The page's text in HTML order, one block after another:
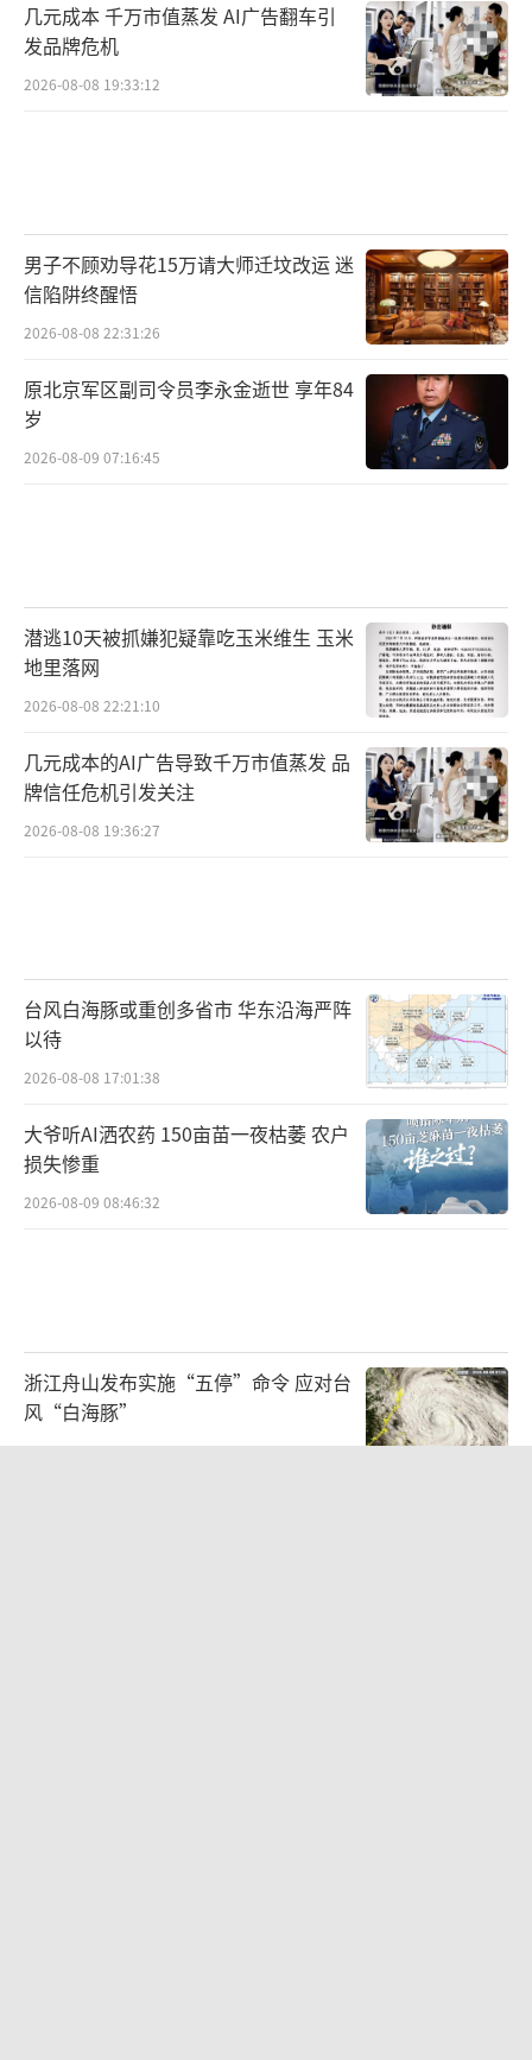
几元成本 千万市值蒸发 AI广告翻车引
发品牌危机
2026-08-08 19:33:12
男子不顾劝导花15万请大师迁坟改运 迷
信陷阱终醒悟
2026-08-08 22:31:26
原北京军区副司令员李永金逝世 享年84
岁
2026-08-09 07:16:45
潜逃10天被抓嫌犯疑靠吃玉米维生 玉米
地里落网
2026-08-08 22:21:10
几元成本的AI广告导致千万市值蒸发 品
牌信任危机引发关注
2026-08-08 19:36:27
台风白海豚或重创多省市 华东沿海严阵
以待
2026-08-08 17:01:38
大爷听AI洒农药 150亩苗一夜枯萎 农户
损失惨重
2026-08-09 08:46:32
浙江舟山发布实施“五停”命令 应对台
风“白海豚”
2026-08-08 22:32:48